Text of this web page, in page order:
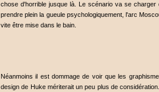
chose d'horrible jusque là. Le scénario va se
prendre plein la gueule psychologiquement, l'arc
vite être mise dans le bain.
Néanmoins il est dommage de voir que les
design de Huke mériterait un peu plus de